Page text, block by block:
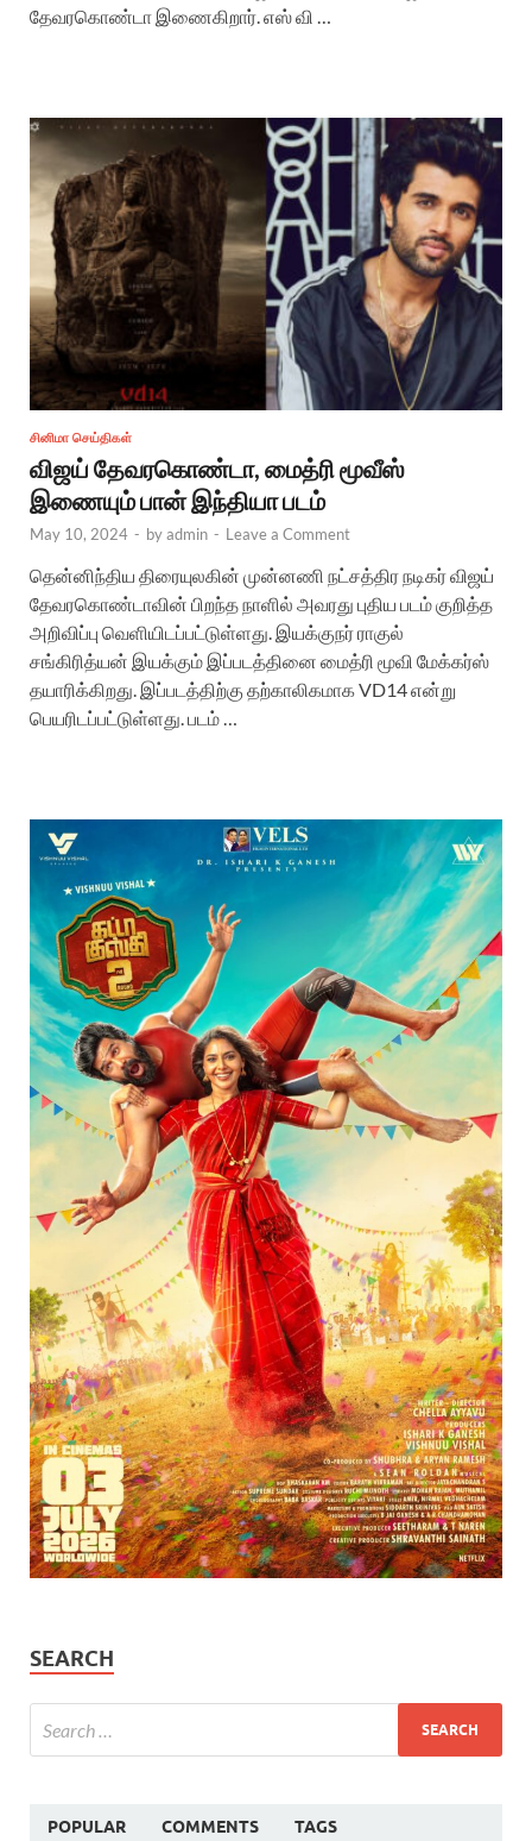
தேவரகொண்டா இணைகிறார். எஸ் வி …
சினிமா செய்திகள்
விஜய் தேவரகொண்டா, மைத்ரி மூவீஸ்
இணையும் பான் இந்தியா படம்
May 10, 2024 - byadmin - Leave a Comment
தென்னிந்திய திரையுலகின் முன்னணி நட்சத்திர நடிகர் விஜய்
தேவரகொண்டாவின் பிறந்த நாளில் அவரது புதிய படம் குறித்த
அறிவிப்பு வெளியிடப்பட்டுள்ளது. இயக்குநர் ராகுல்
சங்கிரித்யன் இயக்கும் இப்படத்தினை மைத்ரி மூவி மேக்கர்ஸ்
தயாரிக்கிறது. இப்படத்திற்கு தற்காலிகமாக VD14 என்று
பெயரிடப்பட்டுள்ளது. படம் …
SEARCH
POPULAR COMMENTS TAGS